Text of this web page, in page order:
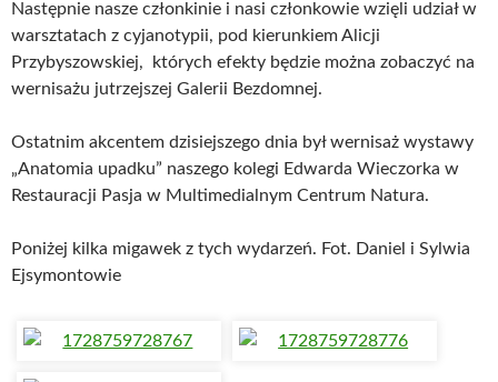
Następnie nasze członkinie i nasi członkowie wzięli udział w
warsztatach z cyjanotypii, pod kierunkiem Alicji
Przybyszowskiej, których efekty będzie można zobaczyć na
wernisażu jutrzejszej Galerii Bezdomnej.
Ostatnim akcentem dzisiejszego dnia był wernisaż wystawy
„Anatomia upadku” naszego kolegi Edwarda Wieczorka w
Restauracji Pasja w Multimedialnym Centrum Natura.
Poniżej kilka migawek z tych wydarzeń. Fot. Daniel i Sylwia
Ejsymontowie